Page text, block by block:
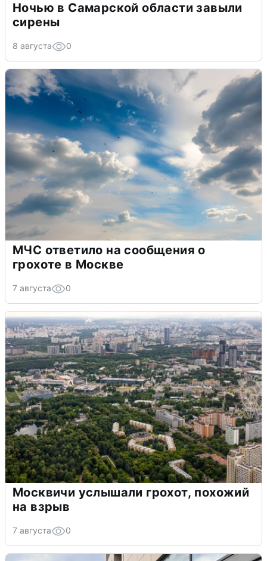
Ночью в Самарской области завыли
сирены
8 августа 0
МЧС ответило на сообщения о
грохоте в Москве
7 августа 0
Москвичи услышали грохот, похожий
на взрыв
7 августа 0